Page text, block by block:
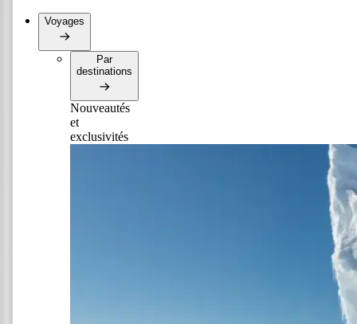
Voyages
Par
destinations
Nouveautés
et
exclusivités